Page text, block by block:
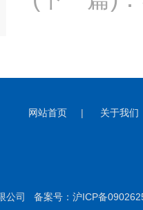
网站首页 | 关于我们
公司 备案号：沪ICP备